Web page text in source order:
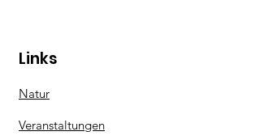
Links
Natur
Veranstaltungen